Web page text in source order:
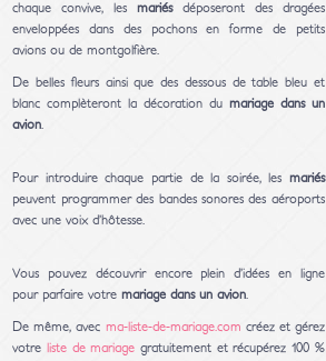
chaque convive, lesmariésdéposeront des dragées
enveloppées dans des pochons en forme de petits
avions ou de montgolfière.
De belles fleurs ainsi que des dessous de table bleu et
blanc complèteront la décoration du mariage dans un
avion
Pour introduire chaque partie de la soirée, les mariés
peuvent programmer des bandes sonores des aéroports
avec une voix d’hôtesse.
Vous pouvez découvrir encore plein d’idées en ligne
pour parfaire votremariage dans un avion
De même, avec ma-liste-de-mariage.com créez et gérez
votre liste de mariage gratuitement et récupérez 100 %